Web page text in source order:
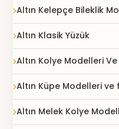
Altın Kelepçe Bileklik
Altın Klasik Yüzük
Altın Kolye Modelleri Ve
Altın Küpe Modelleri ve
Altın Melek Kolye